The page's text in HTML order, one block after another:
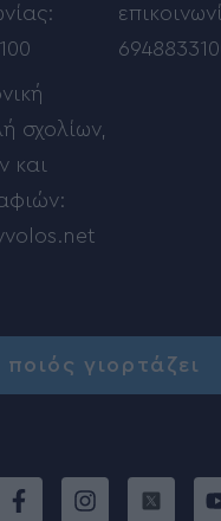
σχολίων,
και
ποιός γιορτάζει